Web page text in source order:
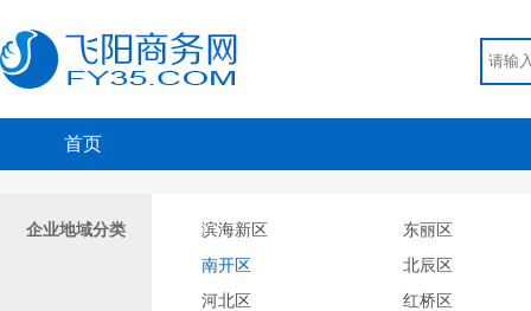
首页
企业地域分类 滨海新区
东丽区
南开区
北辰区
河北区
红桥区